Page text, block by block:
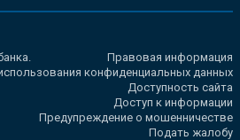
Правовая информация
конфиденциальных данных
Доступность сайта
Доступ к информации
Предупреждение о мошенничестве
Подать жалобу